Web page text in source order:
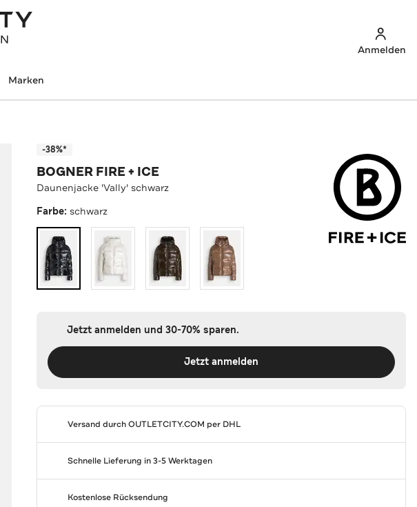
Anmelden
Marken
-38%*
BOGNER FIRE + ICE
Daunenjacke 'Vally' schwarz
Farbe: schwarz
Jetzt anmelden und 30-70% sparen.
Jetzt anmelden
Versand durchOUTLETCITY.COM per DHL
Schnelle Lieferung in 3-5 Werktagen
Kostenlose Rücksendung